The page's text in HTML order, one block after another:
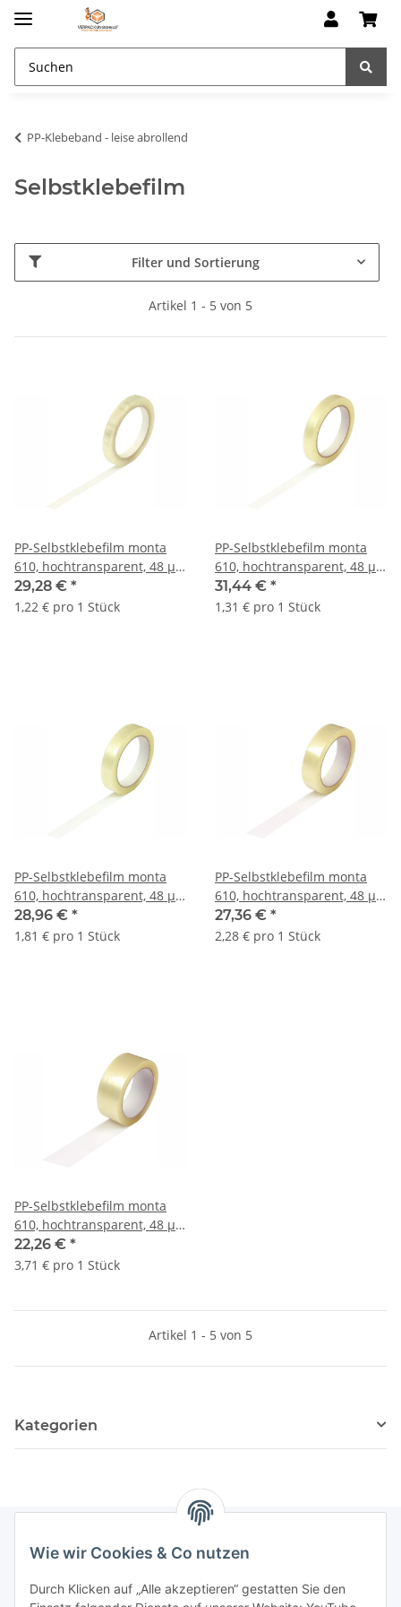
PP-Klebeband - leise abrollend
Selbstklebefilm
Filter und Sortierung
Artikel 1 - 5 von 5
PP-Selbstklebefilm monta
610, hochtransparent, 48 µ |
12 mm x 66 lfm. | VE = 24
Stk.
29,28 € *
1,22 € pro 1 Stück
PP-Selbstklebefilm monta
610, hochtransparent, 48 µ |
15 mm x 66 lfm. | VE = 24
Stk.
31,44 € *
1,31 € pro 1 Stück
PP-Selbstklebefilm monta
610, hochtransparent, 48 µ |
19 mm x 66 lfm. | VE = 16
Stk.
28,96 € *
1,81 € pro 1 Stück
PP-Selbstklebefilm monta
610, hochtransparent, 48 µ |
25 mm x 66 lfm. | VE = 12
Stk.
27,36 € *
2,28 € pro 1 Stück
PP-Selbstklebefilm monta
610, hochtransparent, 48 µ |
38 mm x 66 lfm. | VE = 6 Stk.
22,26 € *
3,71 € pro 1 Stück
Artikel 1 - 5 von 5
Kategorien
Wie wir Cookies & Co nutzen
Durch Klicken auf „Alle akzeptieren“ gestatten Sie den